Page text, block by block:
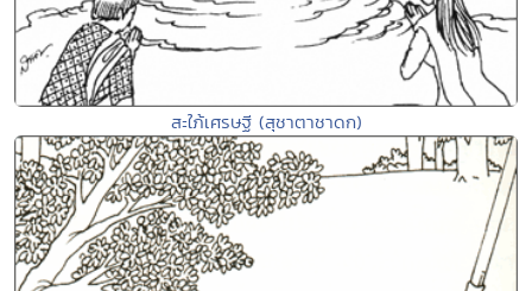
สะใภ้เศรษฐี (สุชาตาชาดก)